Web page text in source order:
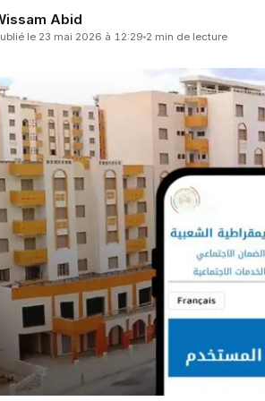
Abid
le 23 mai 2026 à 12:29 2 min de lecture